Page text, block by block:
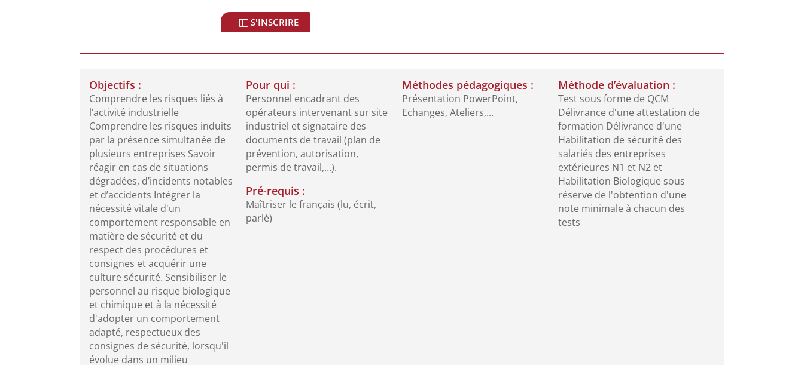
S'INSCRIRE
Objectifs :
Comprendre les risques liés à
l’activité industrielle
Comprendre les risques induits
par la présence simultanée de
plusieurs entreprises Savoir
réagir en cas de situations
dégradées, d’incidents notables
et d’accidents Intégrer la
nécessité vitale d'un
comportement responsable en
matière de sécurité et du
respect des procédures et
consignes et acquérir une
culture sécurité. Sensibiliser le
personnel au risque biologique
et chimique et à la nécessité
d'adopter un comportement
adapté, respectueux des
consignes de sécurité, lorsqu'il
évolue dans un milieu
Pour qui :
Personnel encadrant des
opérateurs intervenant sur site
industriel et signataire des
documents de travail (plan de
prévention, autorisation,
permis de travail,…).
Pré-requis :
Maîtriser le français (lu, écrit,
parlé)
Méthodes pédagogiques :
Présentation PowerPoint,
Echanges, Ateliers,...
Méthode d’évaluation :
Test sous forme de QCM
Délivrance d'une attestation de
formation Délivrance d'une
Habilitation de sécurité des
salariés des entreprises
extérieures N1 et N2 et
Habilitation Biologique sous
réserve de l'obtention d'une
note minimale à chacun des
tests